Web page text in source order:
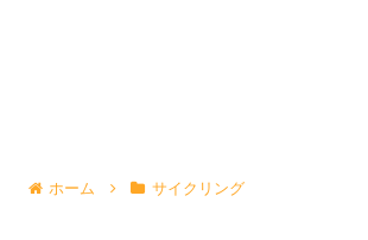
ホーム サイクリング